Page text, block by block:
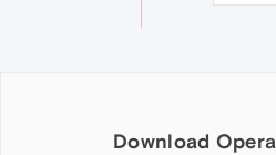
Download Opera